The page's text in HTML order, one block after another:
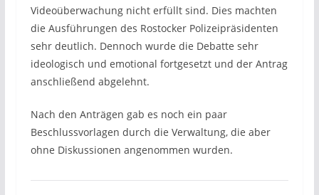
Videoüberwachung nicht erfüllt sind. Dies machten
die Ausführungen des Rostocker Polizeipräsidenten
sehr deutlich. Dennoch wurde die Debatte sehr
ideologisch und emotional fortgesetzt und der Antrag
anschließend abgelehnt.
Nach den Anträgen gab es noch ein paar
Beschlussvorlagen durch die Verwaltung, die aber
ohne Diskussionen angenommen wurden.